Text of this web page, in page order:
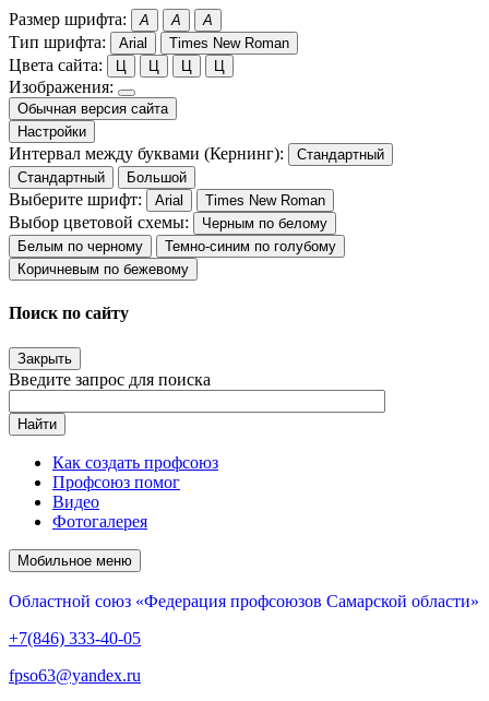
Размер шрифта: A A A
Тип шрифта: Arial Times New Roman
Цвета сайта: Ц Ц Ц Ц
Изображения:
Обычная версия сайта
Настройки
Интервал между буквами (Кернинг):
Стандартный
Стандартный
Большой
Выберите шрифт: Arial Times New Roman
Выбор цветовой схемы:
Черным по белому
Белым по черному
Темно-синим по голубому
Коричневым по бежевому
Поиск по сайту
Закрыть
Введите запрос для поиска
Найти
Как создать профсоюз
Профсоюз помог
Видео
Фотогалерея
Мобильное меню
Областной союз «Федерация профсоюзов Самарской области»
+7(846) 333-40-05
fpso63@yandex.ru